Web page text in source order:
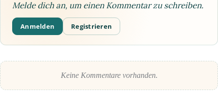
Melde dich an, um einen Kommentar zu schreiben.
Anmelden Registrieren
Keine Kommentare vorhanden.